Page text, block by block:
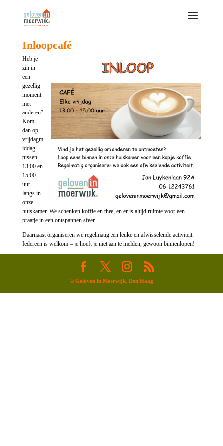
Inloopcafé
Heb je
zin in
een
gezellig
moment
met
anderen?
Kom
dan op
vrijdagm
iddag
tussen
13:00 en
15:00
uur
langs in
onze
huiskamer. We schenken koffie en thee, en er is altijd ruimte voor een
praatje in een ontspannen sfeer.
Daarnaast organiseren we regelmatig een leuke en afwisselende activiteit.
Iedereen is welkom – je hoeft je niet aan te melden, gewoon binnenlopen!
© Geloven in Moerwijk, Den Haag